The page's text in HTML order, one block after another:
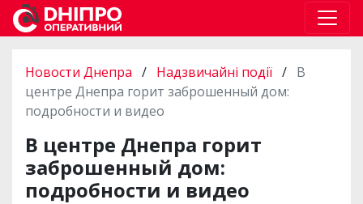
Новости Днепра / Надзвичайні події / В
центре Днепра горит заброшенный дом:
подробности и видео
В центре Днепра горит
заброшенный дом:
подробности и видео